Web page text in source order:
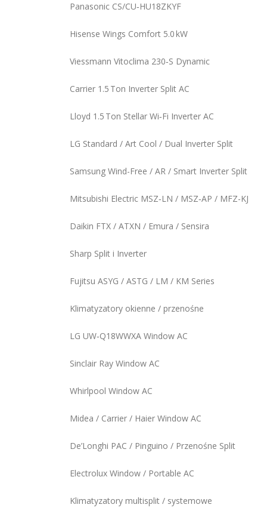
Panasonic CS/CU‑HU18ZKYF
Hisense Wings Comfort 5.0 kW
Viessmann Vitoclima 230‑S Dynamic
Carrier 1.5 Ton Inverter Split AC
Lloyd 1.5 Ton Stellar Wi‑Fi Inverter AC
LG Standard / Art Cool / Dual Inverter Split
Samsung Wind-Free / AR / Smart Inverter Split
Mitsubishi Electric MSZ‑LN / MSZ‑AP / MFZ-KJ
Daikin FTX / ATXN / Emura / Sensira
Sharp Split i Inverter
Fujitsu ASYG / ASTG / LM / KM Series
Klimatyzatory okienne / przenośne
LG UW‑Q18WWXA Window AC
Sinclair Ray Window AC
Whirlpool Window AC
Midea / Carrier / Haier Window AC
De’Longhi PAC / Pinguino / Przenośne Split
Electrolux Window / Portable AC
Klimatyzatory multisplit / systemowe